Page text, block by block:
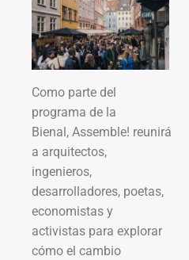
Como parte del
programa de la
Bienal, Assemble! reunirá
a arquitectos,
ingenieros,
desarrolladores, poetas,
economistas y
activistas para explorar
cómo el cambio